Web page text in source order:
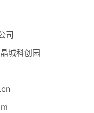
司
城科创园